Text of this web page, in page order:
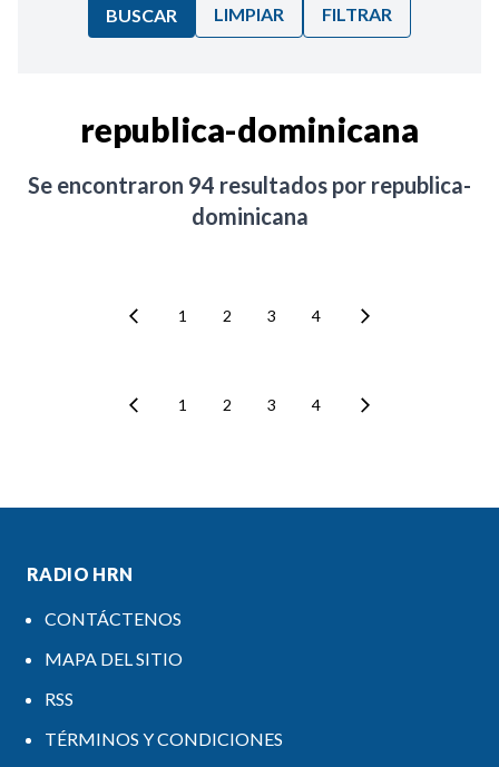
BUSCAR LIMPIAR FILTRAR
republica-dominicana
Se encontraron 94 resultados por republica-
dominicana
1 2 3 4
1 2 3 4
RADIO HRN
CONTÁCTENOS
MAPA DEL SITIO
RSS
TÉRMINOS Y CONDICIONES